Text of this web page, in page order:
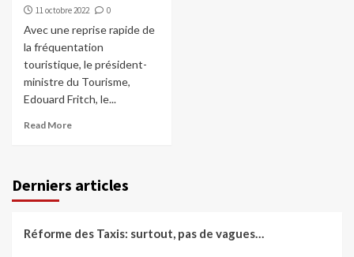
11 octobre 2022 0
Avec une reprise rapide de
la fréquentation
touristique, le président-
ministre du Tourisme,
Edouard Fritch, le...
Read More
Derniers articles
Réforme des Taxis: surtout, pas de vagues…